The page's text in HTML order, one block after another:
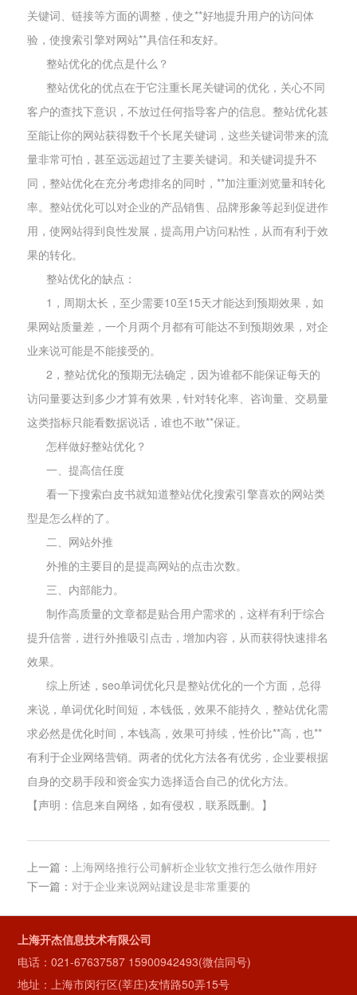
关键词、链接等方面的调整，使之**好地提升用户的访问体
验，使搜索引擎对网站**具信任和友好。
整站优化的优点是什么？
整站优化的优点在于它注重长尾关键词的优化，关心不同
客户的查找下意识，不放过任何指导客户的信息。整站优化甚
至能让你的网站获得数千个长尾关键词，这些关键词带来的流
量非常可怕，甚至远远超过了主要关键词。和关键词提升不
同，整站优化在充分考虑排名的同时，**加注重浏览量和转化
率。整站优化可以对企业的产品销售、品牌形象等起到促进作
用，使网站得到良性发展，提高用户访问粘性，从而有利于效
果的转化。
整站优化的缺点：
1，周期太长，至少需要10至15天才能达到预期效果，如
果网站质量差，一个月两个月都有可能达不到预期效果，对企
业来说可能是不能接受的。
2，整站优化的预期无法确定，因为谁都不能保证每天的
访问量要达到多少才算有效果，针对转化率、咨询量、交易量
这类指标只能看数据说话，谁也不敢**保证。
怎样做好整站优化？
一、提高信任度
看一下搜索白皮书就知道整站优化搜索引擎喜欢的网站类
型是怎么样的了。
二、网站外推
外推的主要目的是提高网站的点击次数。
三、内部能力。
制作高质量的文章都是贴合用户需求的，这样有利于综合
提升信誉，进行外推吸引点击，增加内容，从而获得快速排名
效果。
综上所述，seo单词优化只是整站优化的一个方面，总得
来说，单词优化时间短，本钱低，效果不能持久，整站优化需
求必然是优化时间，本钱高，效果可持续，性价比**高，也**
有利于企业网络营销。两者的优化方法各有优劣，企业要根据
自身的交易手段和资金实力选择适合自己的优化方法。
【声明：信息来自网络，如有侵权，联系既删。】
上一篇： 上海网络推行公司解析企业软文推行怎么做作用好
下一篇： 对于企业来说网站建设是非常重要的
上海开杰信息技术有限公司
电话：021-67637587 15900942493(微信同号)
地址：上海市闵行区(莘庄)友情路50弄15号